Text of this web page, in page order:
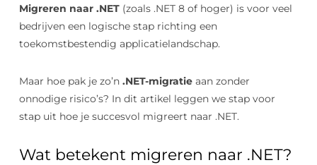
Migreren naar .NET(zoals .NET 8 of hoger) is voor veel
bedrijven een logische stap richting een
toekomstbestendig applicatielandschap.
Maar hoe pak je zo’n .NET-migratieaan zonder
onnodige risico’s? In dit artikel leggen we stap voor
stap uit hoe je succesvol migreert naar .NET.
Wat betekent migreren naar .NET?